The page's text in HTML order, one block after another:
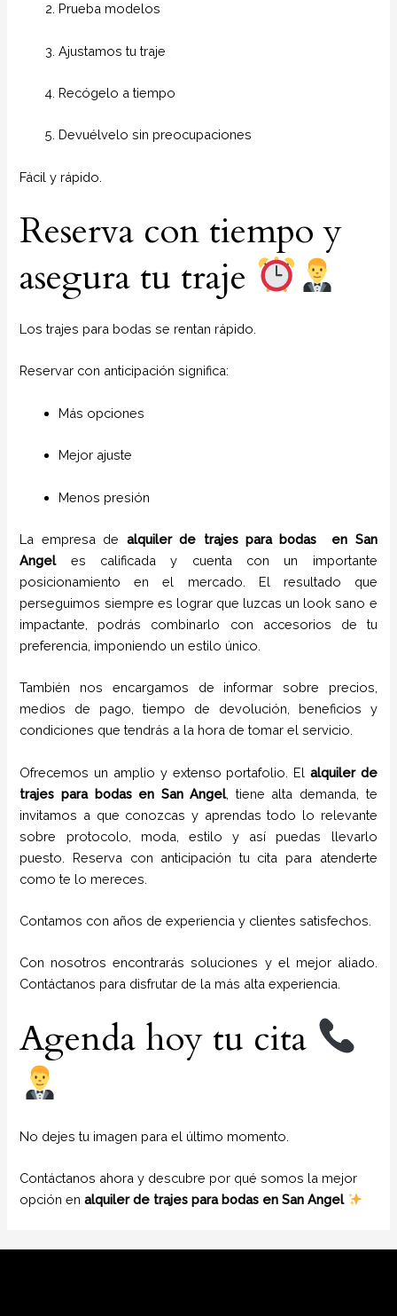
Prueba modelos
Ajustamos tu traje
Recógelo a tiempo
Devuélvelo sin preocupaciones
Fácil y rápido.
Reserva con tiempo y
asegura tu traje
Los trajes para bodas se rentan rápido.
Reservar con anticipación significa:
Más opciones
Mejor ajuste
Menos presión
La empresa de alquiler de trajes para bodas en San
Angel
es calificada y cuenta con un importante
posicionamiento en el mercado. El resultado que
perseguimos siempre es lograr que luzcas un look sano e
impactante, podrás combinarlo con accesorios de tu
preferencia, imponiendo un estilo único.
También nos encargamos de informar sobre precios,
medios de pago, tiempo de devolución, beneficios y
condiciones que tendrás a la hora de tomar el servicio.
Ofrecemos un amplio y extenso portafolio. El alquiler de
trajes para bodas en San Angel, tiene alta demanda, te
invitamos a que conozcas y aprendas todo lo relevante
sobre protocolo, moda, estilo y así puedas llevarlo
puesto. Reserva con anticipación tu cita para atenderte
como te lo mereces.
Contamos con años de experiencia y clientes satisfechos.
Con nosotros encontrarás soluciones y el mejor aliado.
Contáctanos para disfrutar de la más alta experiencia.
Agenda hoy tu cita
No dejes tu imagen para el último momento.
Contáctanos ahora y descubre por qué somos la mejor
opción enalquiler de trajes para bodas en San Angel